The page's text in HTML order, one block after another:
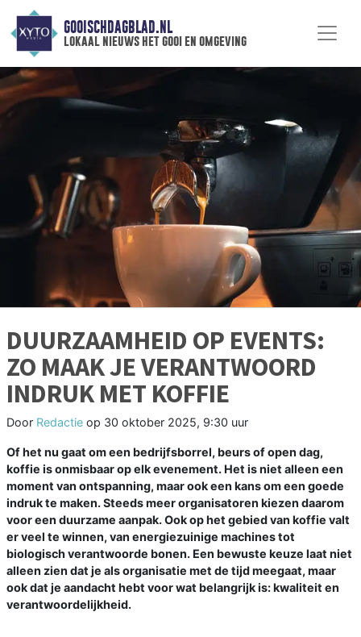
GOOISCHDAGBLAD.NL
lokaal nieuws het gooi en omgeving
DUURZAAMHEID OP EVENTS:
ZO MAAK JE VERANTWOORD
INDRUK MET KOFFIE
Door Redactie op 30 oktober 2025, 9:30 uur
Of het nu gaat om een bedrijfsborrel, beurs of open dag,
koffie is onmisbaar op elk evenement. Het is niet alleen een
moment van ontspanning, maar ook een kans om een goede
indruk te maken. Steeds meer organisatoren kiezen daarom
voor een duurzame aanpak. Ook op het gebied van koffie valt
er veel te winnen, van energiezuinige machines tot
biologisch verantwoorde bonen. Een bewuste keuze laat niet
alleen zien dat je als organisatie met de tijd meegaat, maar
ook dat je aandacht hebt voor wat belangrijk is: kwaliteit en
verantwoordelijkheid.